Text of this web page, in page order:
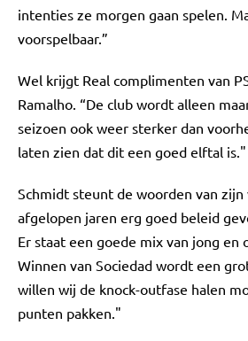
intenties ze morgen gaan spelen.
voorspelbaar.”
Wel krijgt Real complimenten van
Ramalho. “De club wordt alleen
seizoen ook weer sterker dan
laten zien dat dit een goed elftal is."
Schmidt steunt de woorden van zijn
afgelopen jaren erg goed beleid
Er staat een goede mix van jong en
Winnen van Sociedad wordt een
willen wij de knock-outfase halen
punten pakken."